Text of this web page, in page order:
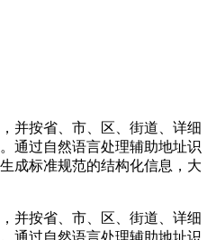
并按省、市、区、街道、详细
通过自然语言处理辅助地址识
成标准规范的结构化信息，大
并按省、市、区、街道、详细